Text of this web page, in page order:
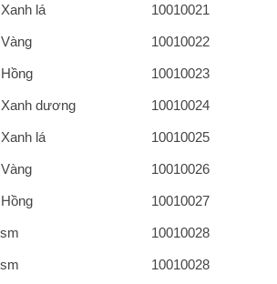
lá 10010021
10010022
10010023
dương 10010024
lá 10010025
10010026
10010027
10010028
10010028